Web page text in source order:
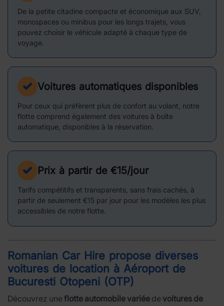
De la petite citadine compacte et économique aux SUV,
monospaces ou minibus pour les longs trajets, vous
pouvez choisir le véhicule adapté à chaque type de
voyage.
Voitures automatiques disponibles
Pour ceux qui préfèrent plus de confort au volant, notre
flotte comprend également des voitures à boîte
automatique, disponibles à la réservation.
Prix à partir de €15/jour
Tarifs compétitifs et transparents, sans frais cachés, à
partir de seulement €15 par jour pour les modèles les plus
accessibles de notre flotte.
Romanian Car Hire propose diverses
voitures de location à Aéroport de
Bucuresti Otopeni (OTP)
Découvrez une flotte automobile variée de voitures de